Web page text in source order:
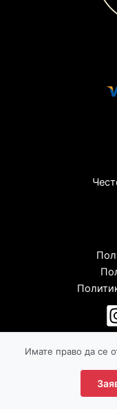
Имате право да се